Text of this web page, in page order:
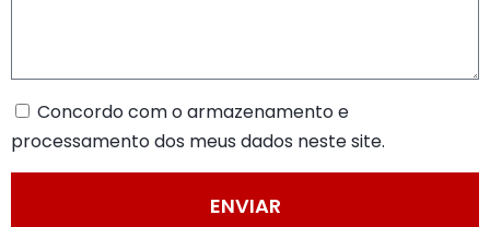
Concordo com o armazenamento e
processamento dos meus dados neste site.
ENVIAR